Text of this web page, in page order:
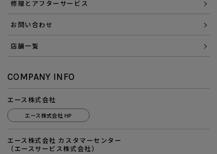
修理とアフターサービス
お問い合わせ
店舗一覧
COMPANY INFO
エース株式会社
エース株式会社 HP
エース株式会社 カスタマーセンター
（エースサービス株式会社）